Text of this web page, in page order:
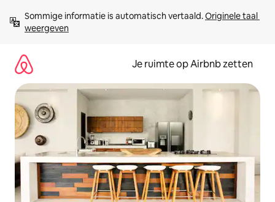
direct
naar
Sommige informatie is automatisch vertaald. Originele taal
weergeven
Je ruimte op Airbnb zetten